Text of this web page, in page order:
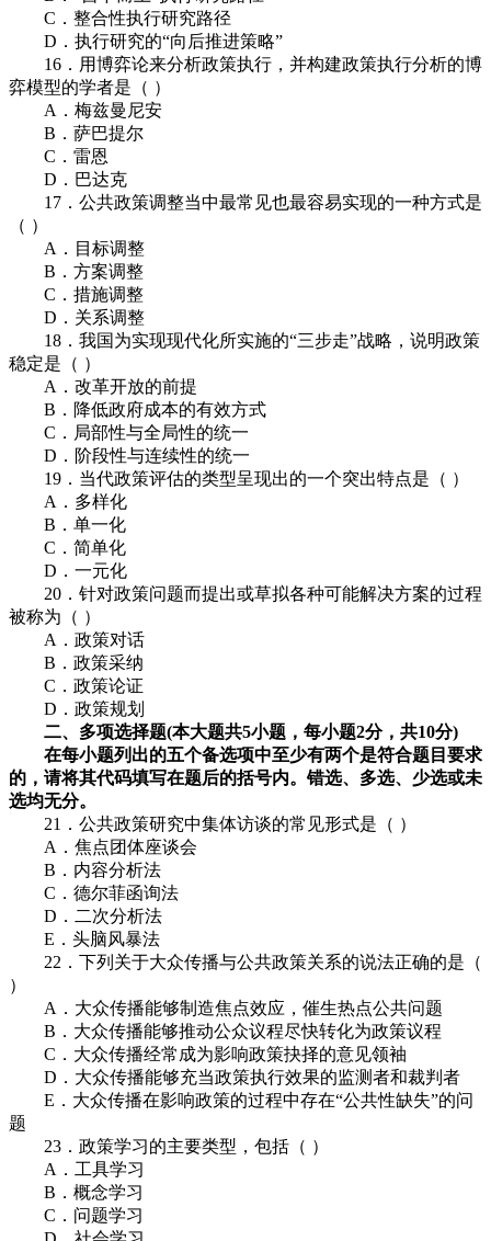
C．整合性执行研究路径
D．执行研究的“向后推进策略”
16．用博弈论来分析政策执行，并构建政策执行分析的博
弈模型的学者是（ ）
A．梅兹曼尼安
B．萨巴提尔
C．雷恩
D．巴达克
17．公共政策调整当中最常见也最容易实现的一种方式是
（ ）
A．目标调整
B．方案调整
C．措施调整
D．关系调整
18．我国为实现现代化所实施的“三步走”战略，说明政策
稳定是（ ）
A．改革开放的前提
B．降低政府成本的有效方式
C．局部性与全局性的统一
D．阶段性与连续性的统一
19．当代政策评估的类型呈现出的一个突出特点是（ ）
A．多样化
B．单一化
C．简单化
D．一元化
20．针对政策问题而提出或草拟各种可能解决方案的过程
被称为（ ）
A．政策对话
B．政策采纳
C．政策论证
D．政策规划
二、多项选择题(本大题共5小题，每小题2分，共10分)
在每小题列出的五个备选项中至少有两个是符合题目要求
的，请将其代码填写在题后的括号内。错选、多选、少选或未
选均无分。
21．公共政策研究中集体访谈的常见形式是（ ）
A．焦点团体座谈会
B．内容分析法
C．德尔菲函询法
D．二次分析法
E．头脑风暴法
22．下列关于大众传播与公共政策关系的说法正确的是（
）
A．大众传播能够制造焦点效应，催生热点公共问题
B．大众传播能够推动公众议程尽快转化为政策议程
C．大众传播经常成为影响政策抉择的意见领袖
D．大众传播能够充当政策执行效果的监测者和裁判者
E．大众传播在影响政策的过程中存在“公共性缺失”的问
题
23．政策学习的主要类型，包括（ ）
A．工具学习
B．概念学习
C．问题学习